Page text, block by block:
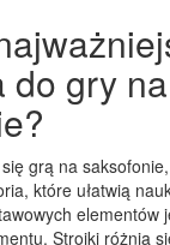
do gry na
grą na
które ułatwią
elementów
Stroiki różnią